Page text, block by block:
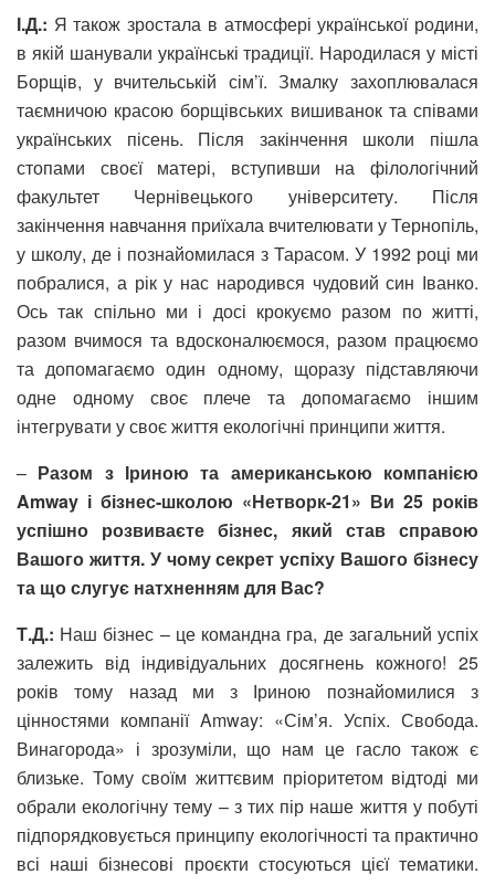
І.Д.: Я також зростала в атмосфері української родини,
в якій шанували українські традиції. Народилася у місті
Борщів, у вчительській сім’ї. Змалку захоплювалася
таємничою красою борщівських вишиванок та співами
українських пісень. Після закінчення школи пішла
стопами своєї матері, вступивши на філологічний
факультет Чернівецького університету. Після
закінчення навчання приїхала вчителювати у Тернопіль,
у школу, де і познайомилася з Тарасом. У 1992 році ми
побралися, а рік у нас народився чудовий син Іванко.
Ось так спільно ми і досі крокуємо разом по житті,
разом вчимося та вдосконалюємося, разом працюємо
та допомагаємо один одному, щоразу підставляючи
одне одному своє плече та допомагаємо іншим
інтегрувати у своє життя екологічні принципи життя.
– Разом з Іриною та американською компанією
Amway і бізнес-школою «Нетворк-21» Ви 25 років
успішно розвиваєте бізнес, який став справою
Вашого життя. У чому секрет успіху Вашого бізнесу
та що слугує натхненням для Вас?
Т.Д.: Наш бізнес – це командна гра, де загальний успіх
залежить від індивідуальних досягнень кожного! 25
років тому назад ми з Іриною познайомилися з
цінностями компанії Amway: «Сім’я. Успіх. Свобода.
Винагорода» і зрозуміли, що нам це гасло також є
близьке. Тому своїм життєвим пріоритетом відтоді ми
обрали екологічну тему – з тих пір наше життя у побуті
підпорядковується принципу екологічності та практично
всі наші бізнесові проєкти стосуються цієї тематики.